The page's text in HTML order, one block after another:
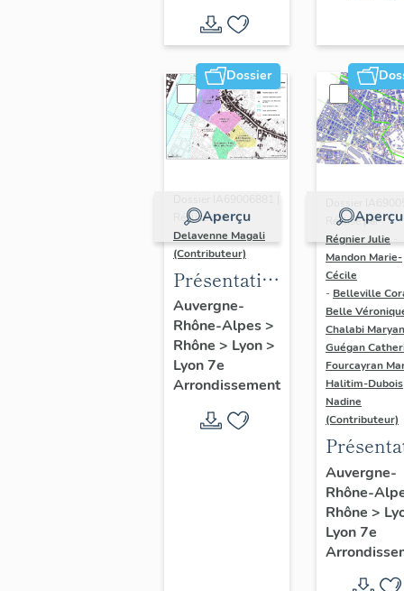
Dossier
Aperçu
Réalisé par
Delavenne Magali
(Contributeur)
Présentation
du secteur
d'étude
"Saint-
André"
(Lyon 7)
Auvergne-
Rhône-Alpes>
Rhône > Lyon>
Lyon 7e
Arrondissement
Aperçu
Réalisé par
Régnier Julie
Mandon Marie-
Cécile
- Belleville
Belle
Chalabi
Guégan
Fourcayran
Halitim-Dubois
Nadine
(Contributeur)
du
d'étude
Lyon
Auvergne-
Rhône-
Rhône >
Lyon 7e